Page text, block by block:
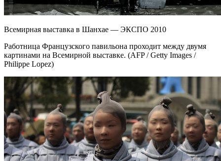
Всемирная выставка в Шанхае — ЭКСПО 2010
Работница Французского павильона проходит между двумя
картинами на Всемирной выставке. (AFP / Getty Images /
Philippe Lopez)